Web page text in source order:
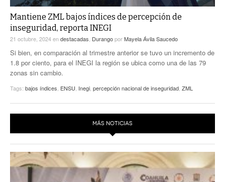
A TODA LEY
ENTRE LAGUNEROS
ACTUALIDADES GREM
PULSO
LA MEJOR INFORMACIÓN
Mantiene ZML bajos índices de percepción de
inseguridad, reporta INEGI
21 octubre, 2024endestacadas DurangoporMayela Ávila Saucedo
Si bien, en comparación al trimestre anterior se tuvo un incremento de
1.8 por ciento, para el INEGI la región se ubica como una de las 79
zonas sin cambio.
Tags: bajos índices ENSU Inegi percepción nacional de inseguridad ZML
MÁS NOTICIAS